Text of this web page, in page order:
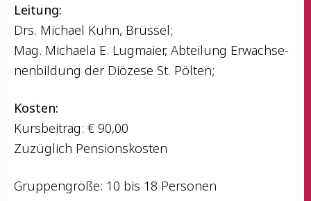
Lei­tung:
Drs. Micha­el Kuhn, Brüssel;
Mag. Michae­la E. Lug­mai­er, Abtei­lung Erwach­se­
nen­bil­dung der Diö­ze­se St. Pölten;
Kos­ten:
Kurs­bei­trag: € 90,00
Zuzüg­lich Pensionskosten
Grup­pen­grö­ße: 10 bis 18 Personen